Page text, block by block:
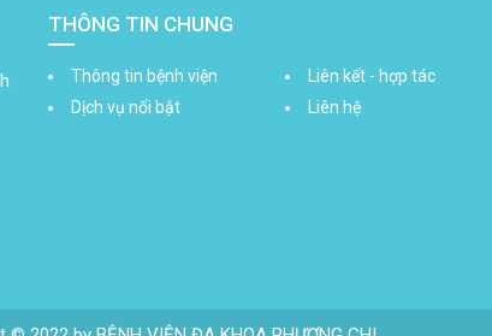
THÔNG TIN CHUNG
Thông tin bệnh viện
Liên kết - hợp tác
Dịch vụ nổi bật
Liên hệ